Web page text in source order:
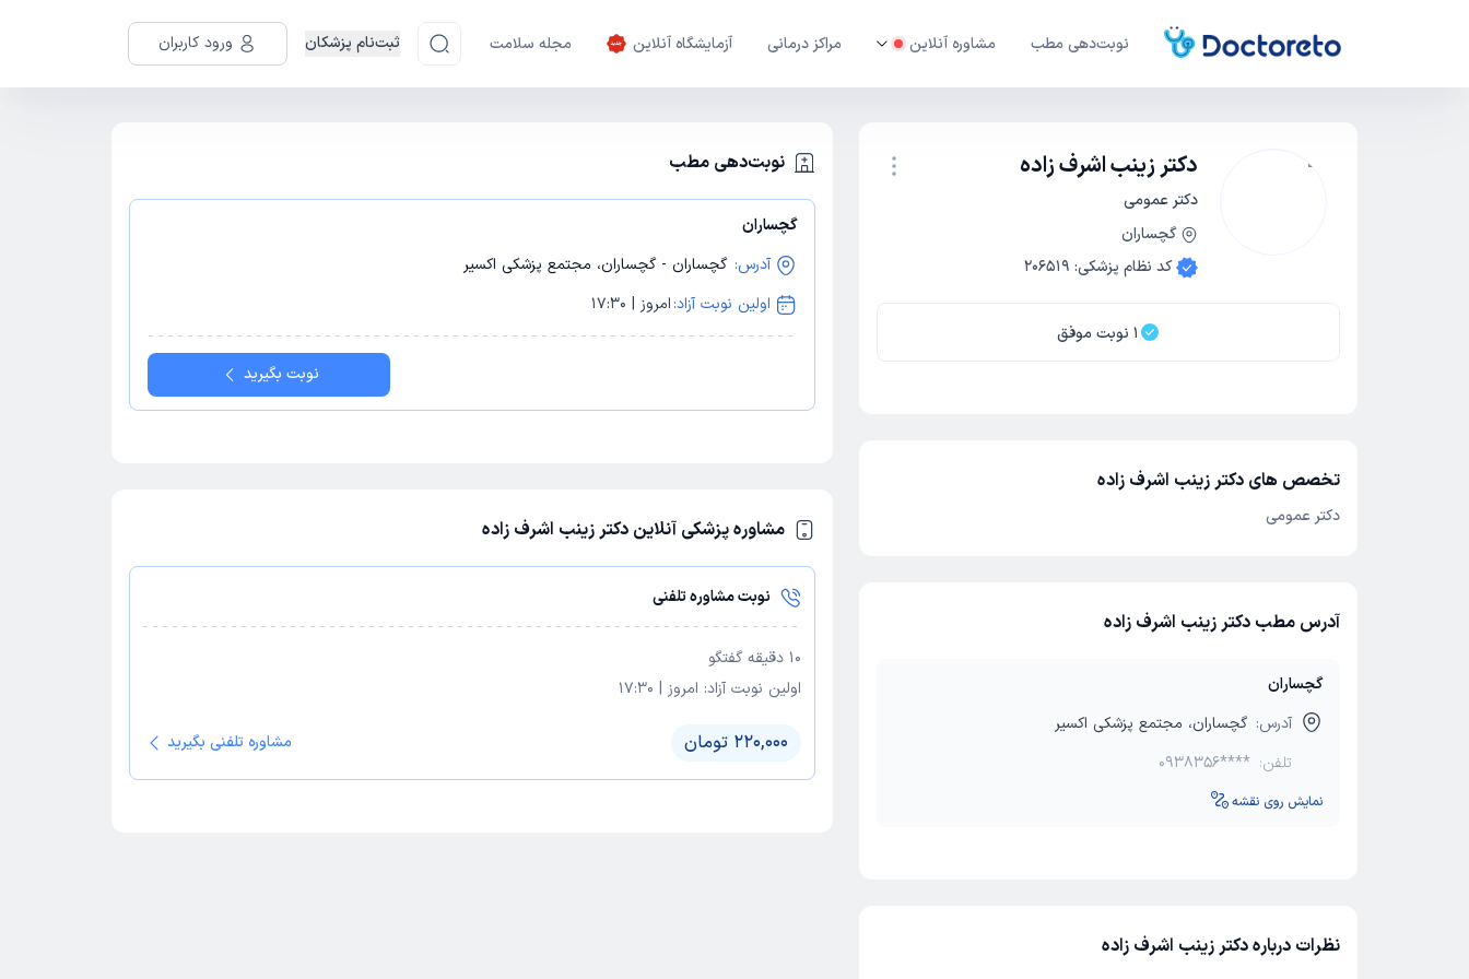
نوبت‌دهی مطب مشاوره آنلاین مراکز درمانی آزمایشگاه آنلاین مجله سلامت ثبت‌نام پزشکان ورود کاربران
دکتر زینب اشرف زاده
دکتر عمومی
گچساران
کد نظام پزشکی:
206519
1 نوبت موفق
نوبت‌دهی مطب
گچساران
آدرس: گچساران - گچساران، مجتمع پزشکی اکسیر
اولین نوبت آزاد:امروز | 17:30
نوبت بگیرید
مشاوره پزشکی آنلاین دکتر زینب اشرف زاده
نوبت مشاوره تلفنی
10 دقیقه گفتگو
اولین نوبت آزاد: امروز |
17:30
220,000 تومان مشاوره تلفنی بگیرید
تخصص های دکتر زینب اشرف زاده
دکتر عمومی
آدرس مطب دکتر زینب اشرف زاده
گچساران
آدرس: گچساران، مجتمع پزشکی اکسیر
تلفن: 0938356****
نمایش روی نقشه
نظرات درباره دکتر زینب اشرف زاده